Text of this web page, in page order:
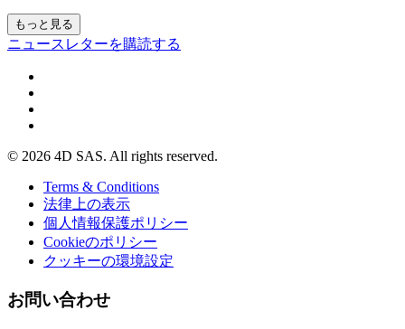
もっと見る
ニュースレターを購読する
© 2026 4D SAS. All rights reserved.
Terms & Conditions
法律上の表示
個人情報保護ポリシー
Cookieのポリシー
クッキーの環境設定
お問い合わせ